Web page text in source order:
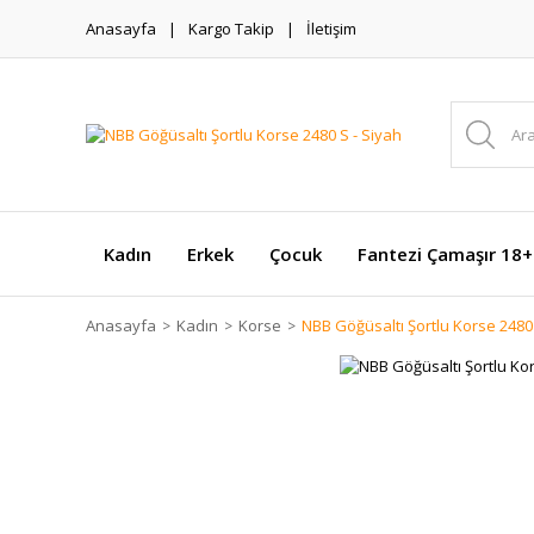
Anasayfa Kargo Takip İletişim
Kadın Erkek Çocuk Fantezi Çamaşır 18+
Anasayfa Kadın Korse NBB Göğüsaltı Şortlu Korse